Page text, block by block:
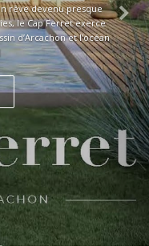
rêve devenu presque
le Cap Ferret exerce
d’Arcachon et l’océan